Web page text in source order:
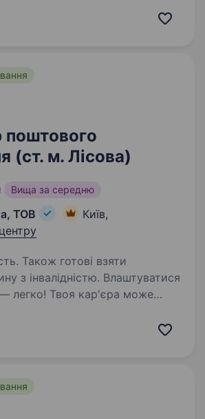
підготовка
поштового
(ст. м. Лісова)
Вища за середню
ТОВ
Київ,
Також готові взяти
Влаштуватися
легко! Твоя кар'єра може
поштового відділення.